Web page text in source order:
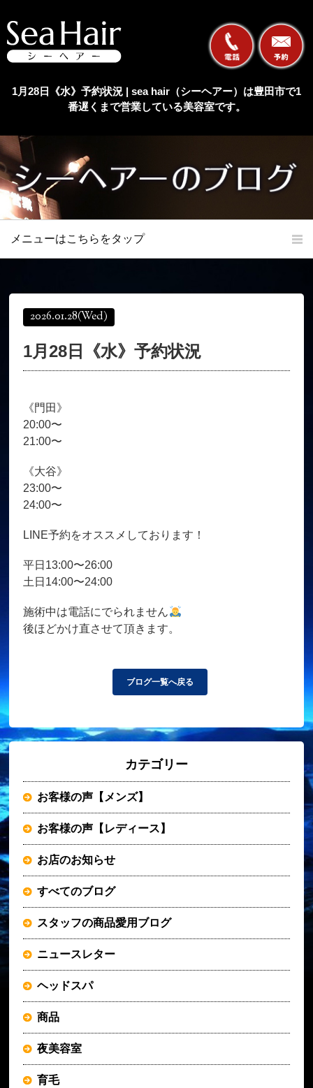
1月28日《水》予約状況 | sea hair（シーヘアー）は豊田市で1
番遅くまで営業している美容室です。
メニューはこちらをタップ
オンラインショップ
育毛コース よくある質問
お客様の声
ご予約＋お問い合わせ
2026.01.28(Wed)
1月28日《水》予約状況
《門田》
20:00〜
21:00〜
《大谷》
23:00〜
24:00〜
LINE予約をオススメしております！
平日13:00〜26:00
土日14:00〜24:00
施術中は電話にでられません
後ほどかけ直させて頂きます。
ブログ一覧へ戻る
カテゴリー
お客様の声【メンズ】
お客様の声【レディース】
お店のお知らせ
すべてのブログ
スタッフの商品愛用ブログ
ニュースレター
ヘッドスパ
商品
夜美容室
育毛